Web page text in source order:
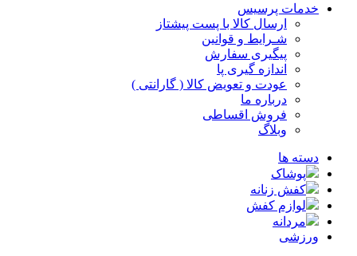
پرسیس
ارسال کالا با پست پیشتاز
شـرایط و قوانین
پیگیری سفارش
اندازه گیری پا
عودت و تعویض کالا ( گارانتی )
درباره ما
فروش اقساطی
ها
پوشاک
کفش زنانه
لوازم کفش
مردانه